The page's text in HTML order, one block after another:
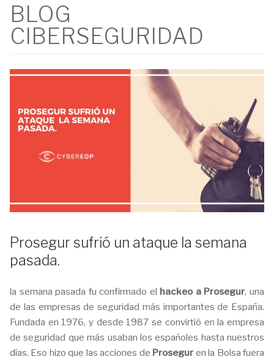
BLOG
CIBERSEGURIDAD
Prosegur sufrió un ataque la semana
pasada.
la semana pasada fu confirmado el hackeo a Prosegur, una
de las empresas de seguridad más importantes de España.
Fundada en 1976, y desde 1987 se convirtió en la empresa
de seguridad que más usaban los españoles hasta nuestros
días. Eso hizo que las acciones de Prosegur en la Bolsa fuera